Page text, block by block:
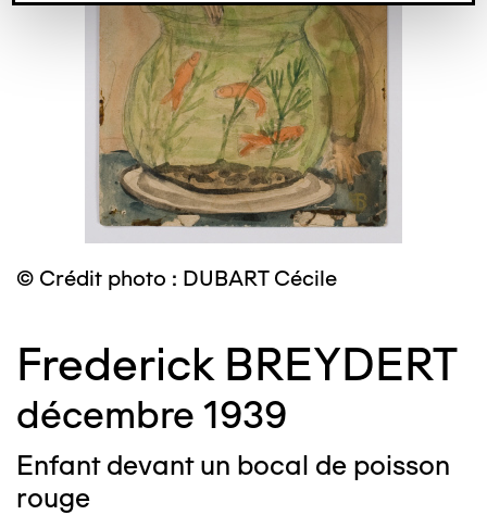
© Crédit photo : DUBART Cécile
Frederick BREYDERT
décembre 1939
Enfant devant un bocal de poisson
rouge